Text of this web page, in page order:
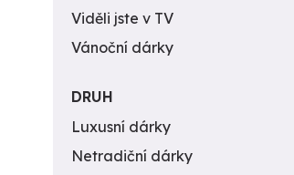
Viděli jste v TV
Vánoční dárky
DRUH
Luxusní dárky
Netradiční dárky